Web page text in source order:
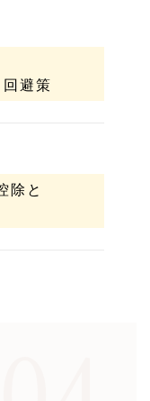
回避策
除と